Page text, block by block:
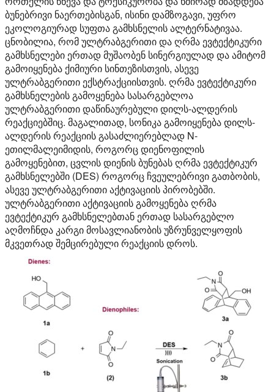
ბუნებრივი ნაერთებისგან, ისინი დამზოგავი, უფრო
ეკოლოგიურად სუფთა გამხსნელის ალტერნატივაა.
ცნობილია, რომ ულტრაბგერითი და ღრმა ევტექტიკური
გამხსნელები ერთად მუშაობენ სინერგიულად და ამიტომ
გამოიყენება ქიმიური სინთეზისთვის, ასევე
ულტრაბგერითი ექსტრაქციისთვის. ღრმა ევტექტიკური
გამხსნელების გამოყენება სასარგებლოა
ულტრაბგერითი დაწინაურებული დილს-ალდერის
რეაქციებშიც. მაგალითად, სონიკა გამოიყენება დილს-
ალდერის რეაქციის გასაძლიერებლად N-
ეთილმალეიმიდის, როგორც დიენოფილის
გამოყენებით, ცვლის დიენის ბუნებას ღრმა ევტექტიკურ
გამხსნელებში (DES) როგორც ჩვეულებრივი გათბობის,
ასევე ულტრაბგერითი აქტივაციის პირობებში.
ულტრაბგერითი აქტივაციის გამოყენება ღრმა
ევტექტიკურ გამხსნელებთან ერთად სასარგებლო
აღმოჩნდა კარგი მოსავლიანობის უზრუნველყოფის
მკვეთრად შემცირებული რეაქციის დროს.